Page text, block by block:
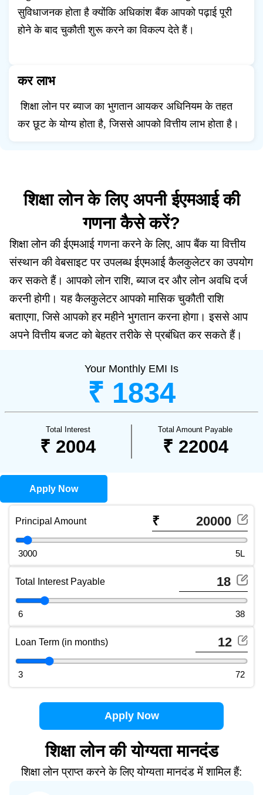
सुविधाजनक होता है क्योंकि अधिकांश बैंक आपको पढ़ाई पूरी
होने के बाद चुकौती शुरू करने का विकल्प देते हैं।
कर लाभ
शिक्षा लोन पर ब्याज का भुगतान आयकर अधिनियम के तहत
कर छूट के योग्य होता है, जिससे आपको वित्तीय लाभ होता है।
शिक्षा लोन के लिए अपनी ईएमआई की
गणना कैसे करें?
शिक्षा लोन की ईएमआई गणना करने के लिए, आप बैंक या वित्तीय
संस्थान की वेबसाइट पर उपलब्ध ईएमआई कैलकुलेटर का उपयोग
कर सकते हैं। आपको लोन राशि, ब्याज दर और लोन अवधि दर्ज
करनी होगी। यह कैलकुलेटर आपको मासिक चुकौती राशि
बताएगा, जिसे आपको हर महीने भुगतान करना होगा। इससे आप
अपने वित्तीय बजट को बेहतर तरीके से प्रबंधित कर सकते हैं।
Principal Amount ₹
Principal Amount slider (use arrow keys to adjust)
3000
5L
Total Interest Payable
Total Interest Payable slider (use arrow keys to adjust)
6
38
Loan Term (in months)
Loan Term slider (use arrow keys to adjust)
3
72
Your Monthly EMI Is
₹ 1834
Total Interest
₹ 2004
Total Amount Payable
₹ 22004
Apply Now
Apply Now
शिक्षा लोन की योग्यता मानदंड
शिक्षा लोन प्राप्त करने के लिए योग्यता मानदंड में शामिल हैं: